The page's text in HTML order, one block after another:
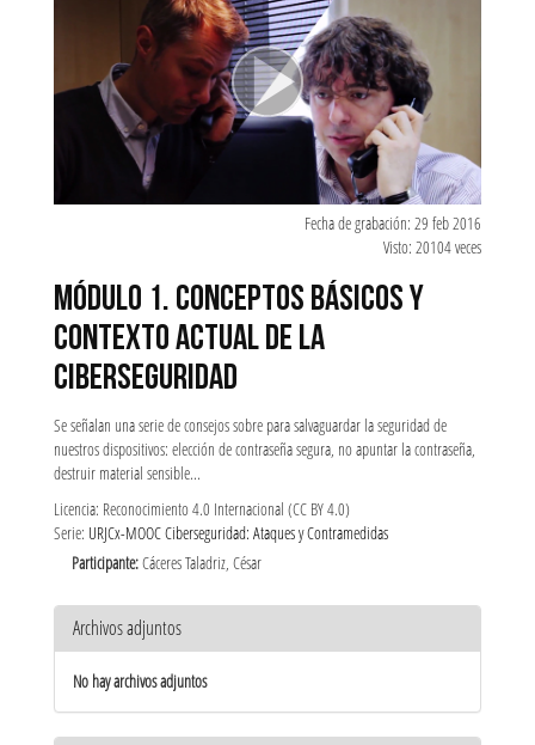
Fecha de grabación: 29 feb 2016
Visto: 20104 veces
MÓDULO 1. CONCEPTOS BÁSICOS Y
CONTEXTO ACTUAL DE LA
CIBERSEGURIDAD
Se señalan una serie de consejos sobre para salvaguardar la seguridad de
nuestros dispositivos: elección de contraseña segura, no apuntar la contraseña,
destruir material sensible...
Licencia: Reconocimiento 4.0 Internacional (CC BY 4.0)
Serie: URJCx-MOOC Ciberseguridad: Ataques y Contramedidas
Participante:Cáceres Taladriz, César
Archivos adjuntos
No hay archivos adjuntos